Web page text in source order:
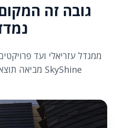
גובה זה
ממגדל עזריאלי ועד
SkyShine מביאה תוצאות שנראות למרחק.